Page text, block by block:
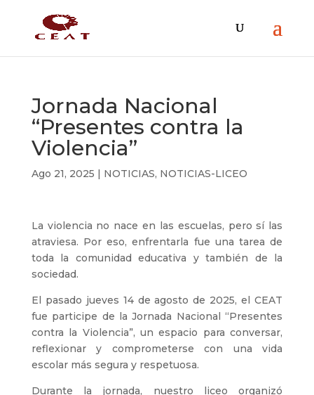
Jornada Nacional
“Presentes contra la
Violencia”
Ago 21, 2025 | NOTICIAS, NOTICIAS-LICEO
La violencia no nace en las escuelas, pero sí las
atraviesa. Por eso, enfrentarla fue una tarea de
toda la comunidad educativa y también de la
sociedad.
El pasado jueves 14 de agosto de 2025, el CEAT
fue participe de la Jornada Nacional “Presentes
contra la Violencia”, un espacio para conversar,
reflexionar y comprometerse con una vida
escolar más segura y respetuosa.
Durante la jornada, nuestro liceo organizó